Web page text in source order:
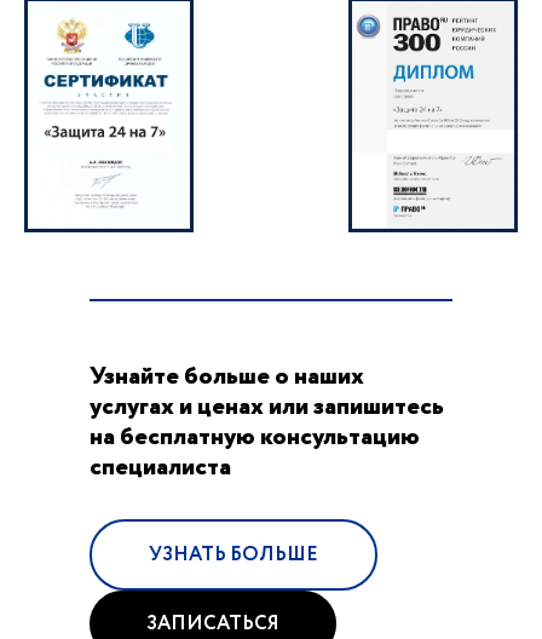
Узнайте больше о наших
услугах и ценах или запишитесь
на бесплатную консультацию
специалиста
УЗНАТЬ БОЛЬШЕ
ЗАПИСАТЬСЯ